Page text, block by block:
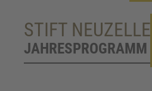
STIFT NEUZELLE
JAHRESPROGRAMM